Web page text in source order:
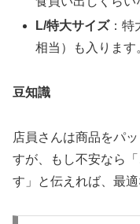
L/特大サイズ：特
相当）も入ります
豆知識
店員さんは商品をパ
すが、もし不安なら
す」と伝えれば、最